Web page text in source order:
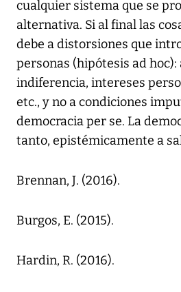
cualquier sistema que se
alternativa. Si al final las
debe a distorsiones que
personas (hipótesis ad hoc):
indiferencia, intereses
etc., y no a condiciones
democracia per se. La
tanto, epistémicamente a
Brennan, J. (2016).
Burgos, E. (2015).
Hardin, R. (2016).